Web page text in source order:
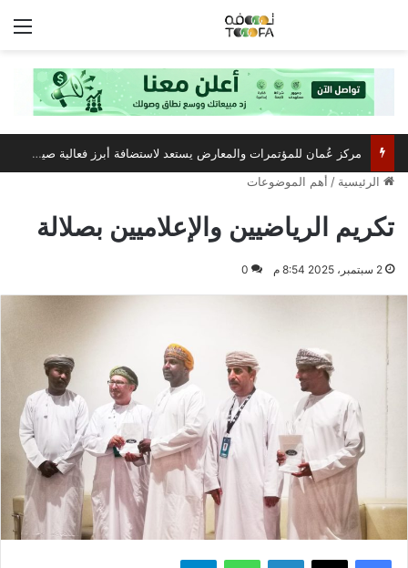
مركز عُمان للمؤتمرات والمعارض يستعد لاستضافة أبرز فعالية صيفية رياضية وترفيهية
الرئيسية / أهم الموضوعات
تكريم الرياضيين والإعلاميين بصلالة
2 سبتمبر، 2025 8:54 م 0
فيسبوك ‫X لينكدإن واتساب تيلقرام